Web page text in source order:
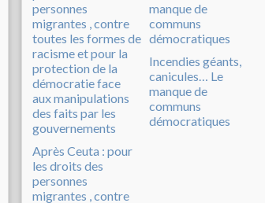
Après Ceuta : pour
les droits des
personnes
migrantes , contre
Incendies géants,
canicules… Le
manque de
communs
démocratiques